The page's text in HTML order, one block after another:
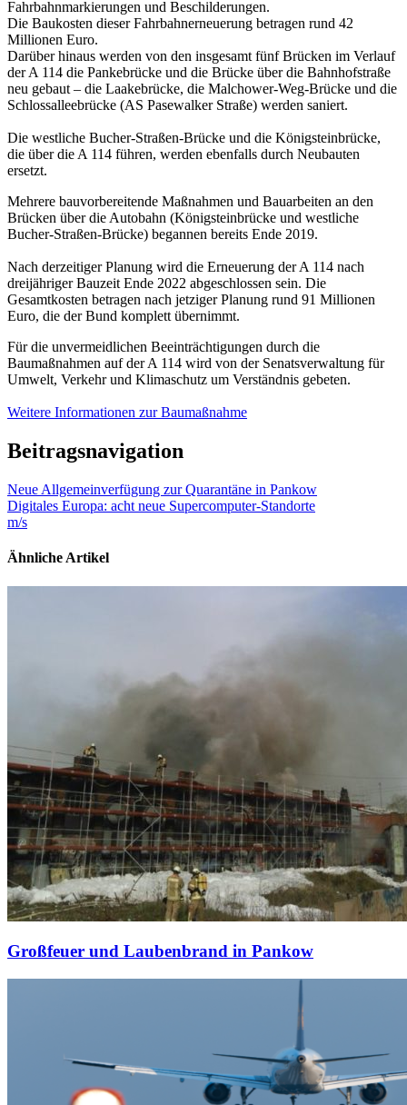
Fahrbahnmarkierungen und Beschilderungen.
Die Baukosten dieser Fahrbahnerneuerung betragen rund 42
Millionen Euro.
Darüber hinaus werden von den insgesamt fünf Brücken im Verlauf
der A 114 die Pankebrücke und die Brücke über die Bahnhofstraße
neu gebaut – die Laakebrücke, die Malchower-Weg-Brücke und die
Schlossalleebrücke (AS Pasewalker Straße) werden saniert.
Die westliche Bucher-Straßen-Brücke und die Königsteinbrücke,
die über die A 114 führen, werden ebenfalls durch Neubauten
ersetzt.
Mehrere bauvorbereitende Maßnahmen und Bauarbeiten an den
Brücken über die Autobahn (Königsteinbrücke und westliche
Bucher-Straßen-Brücke) begannen bereits Ende 2019.
Nach derzeitiger Planung wird die Erneuerung der A 114 nach
dreijähriger Bauzeit Ende 2022 abgeschlossen sein. Die
Gesamtkosten betragen nach jetziger Planung rund 91 Millionen
Euro, die der Bund komplett übernimmt.
Für die unvermeidlichen Beeinträchtigungen durch die
Baumaßnahmen auf der A 114 wird von der Senatsverwaltung für
Umwelt, Verkehr und Klimaschutz um Verständnis gebeten.
Weitere Informationen zur Baumaßnahme
Beitragsnavigation
Neue Allgemeinverfügung zur Quarantäne in Pankow
Digitales Europa: acht neue Supercomputer-Standorte
m/s
Ähnliche Artikel
Großfeuer und Laubenbrand in Pankow